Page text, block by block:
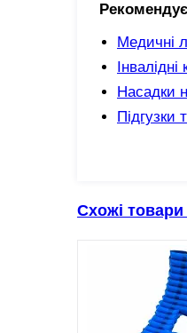
Медичні
Насадки
Схожі товари